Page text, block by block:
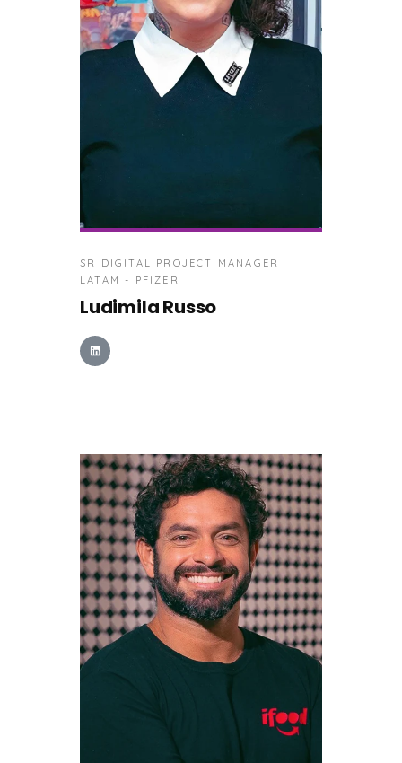
SR DIGITAL PROJECT MANAGER
LATAM - PFIZER
Ludimila Russo